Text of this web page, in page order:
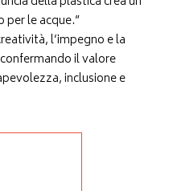
le acque.”
l’impegno e la
il valore
inclusione e